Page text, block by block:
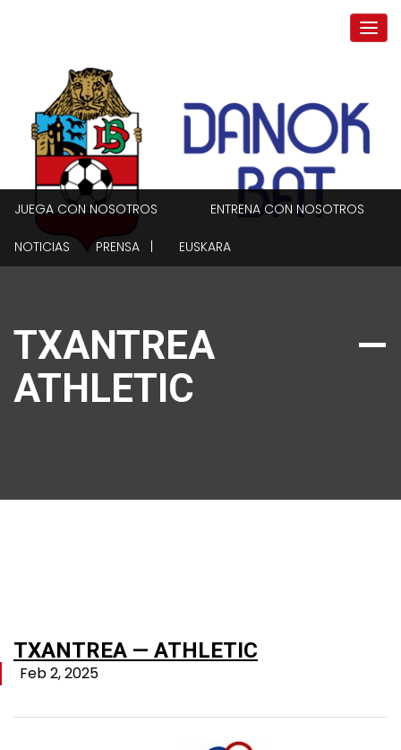
JUEGA CON NOSOTROS ENTRENA CON NOSOTROS
NOTICIAS PRENSA | EUSKARA
TXANTREA —
ATHLETIC
TXANTREA — ATHLETIC
Feb 2, 2025